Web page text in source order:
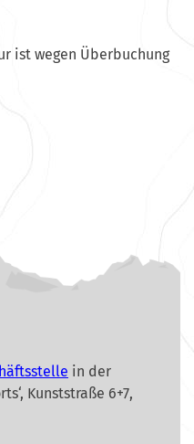
ist wegen Überbuchung
in der
Kunststraße 6+7,